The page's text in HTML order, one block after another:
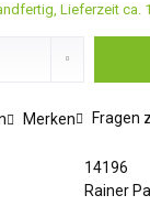
Lieferzeit ca.
Merken Fragen
14196
Rainer